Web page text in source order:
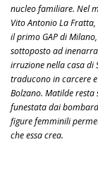
nucleo familiare. Nel
Vito Antonio La
il primo GAP di
sottoposto ad
irruzione nella casa di
traducono in carcere
Bolzano. Matilde
funestata dai
figure femminili
che essa crea.